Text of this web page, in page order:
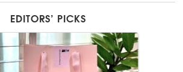
EDITORS’ PICKS